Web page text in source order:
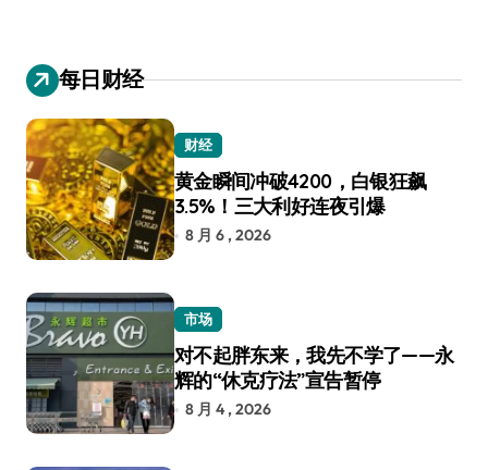
每日财经
财经
黄金瞬间冲破4200，白银狂飙
3.5%！三大利好连夜引爆
8 月 6 , 2026
市场
对不起胖东来，我先不学了——永
辉的“休克疗法”宣告暂停
8 月 4 , 2026